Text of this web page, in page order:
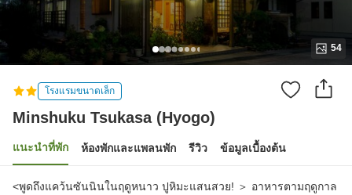
54
โรงแรมขนาดเล็ก
Minshuku Tsukasa (Hyogo)
แนะนำที่พัก ห้องพักและแพลนพัก รีวิว ข้อมูลเบื้องต้น
<พูดถึงแคว้นซันนินในฤดูหนาว ปูหิมะแสนสวย! ＞ อาหารตามฤดูกาล